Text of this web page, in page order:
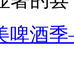
啤酒